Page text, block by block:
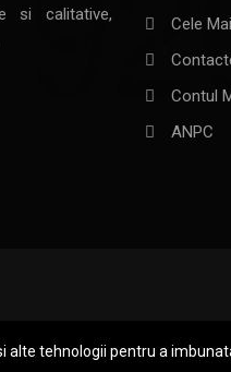
si calitative,
Cele
Contul
ANPC
alte tehnologii pentru a